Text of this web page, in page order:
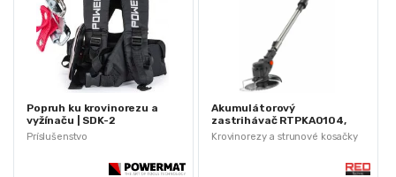
Príslušenstvo
Popruh ku krovinorezu a
vyžínaču | SDK-2
Krovinorezy a strunové kosačky
Akumulátorový
zastrihávač RTPKA0104,
1000W | RED TECHNIC